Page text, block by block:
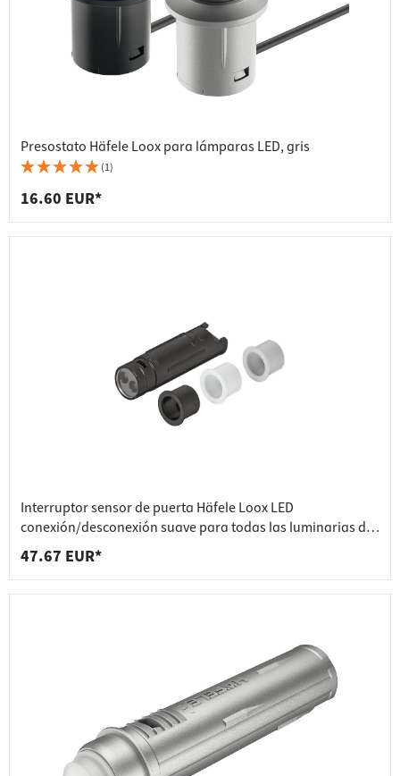
Presostato Häfele Loox para lámparas LED, gris
(1)
16.60 EUR*
Interruptor sensor de puerta Häfele Loox LED
conexión/desconexión suave para todas las luminarias del
sistema 12 V 24
47.67 EUR*